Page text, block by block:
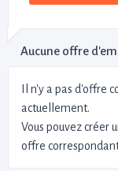
Aucune offre
Il n'y a pas d'offre
actuellement.
Vous pouvez créer
offre